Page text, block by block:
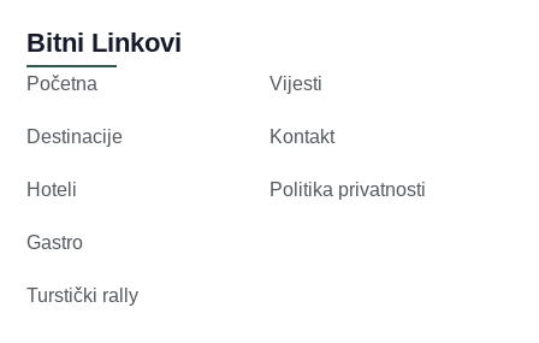
Bitni Linkovi
Početna
Destinacije
Hoteli
Gastro
Turstički rally
Vijesti
Kontakt
Politika privatnosti